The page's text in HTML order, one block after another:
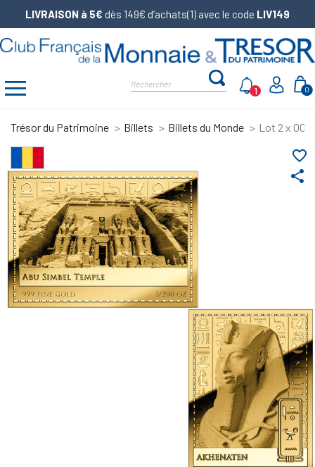
LIVRAISON à 5€ dès 149€ d’achats(1) avec le code LIV149
0
1
Trésor du Patrimoine Billets Billets du Monde Lot 2 x 000
share
favorite_border